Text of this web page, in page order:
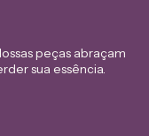
peças abraçam
sua essência.